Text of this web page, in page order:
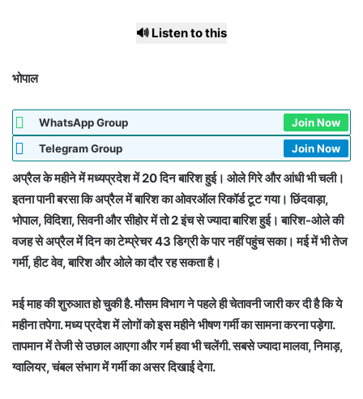
🔊 Listen to this
भोपाल
WhatsApp Group
Join Now
Telegram Group
Join Now
अप्रैल के महीने में मध्यप्रदेश में 20 दिन बारिश हुई। ओले गिरे और आंधी भी चली।
इतना पानी बरसा कि अप्रैल में बारिश का ओवरऑल रिकॉर्ड टूट गया। छिंदवाड़ा,
भोपाल, विदिशा, सिवनी और सीहोर में तो 2 इंच से ज्यादा बारिश हुई। बारिश-ओले की
वजह से अप्रैल में दिन का टेम्प्रेचर 43 डिग्री के पार नहीं पहुंच सका। मई में भी तेज
गर्मी, हीट वेव, बारिश और ओले का दौर रह सकता है।
मई माह की शुरुआत हो चुकी है. मौसम विभाग ने पहले ही चेतावनी जारी कर दी है कि ये
महीना तपेगा. मध्य प्रदेश में लोगों को इस महीने भीषण गर्मी का सामना करना पड़ेगा.
तापमान में तेजी से उछाल आएगा और गर्म हवा भी चलेंगी. सबसे ज्यादा मालवा, निमाड़,
ग्वालियर, चंबल संभाग में गर्मी का असर दिखाई देगा.